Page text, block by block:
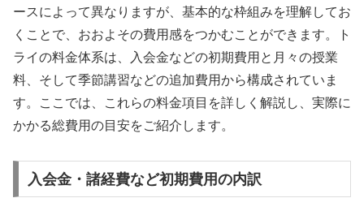
ースによって異なりますが、基本的な枠組みを理解してお
くことで、おおよその費用感をつかむことができます。ト
ライの料金体系は、入会金などの初期費用と月々の授業
料、そして季節講習などの追加費用から構成されていま
す。ここでは、これらの料金項目を詳しく解説し、実際に
かかる総費用の目安をご紹介します。
入会金・諸経費など初期費用の内訳